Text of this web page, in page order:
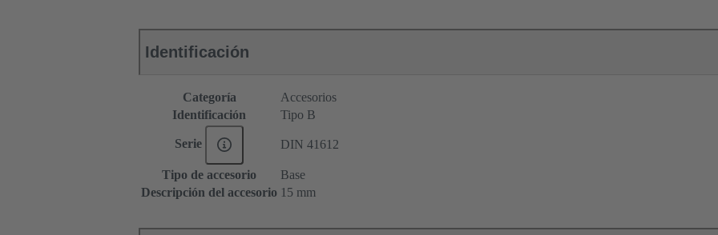
Identificación
Categoría
Accesorios
Identificación
Tipo B
Serie DIN 41612
Tipo de accesorio
Base
Descripción del accesorio 15 mm